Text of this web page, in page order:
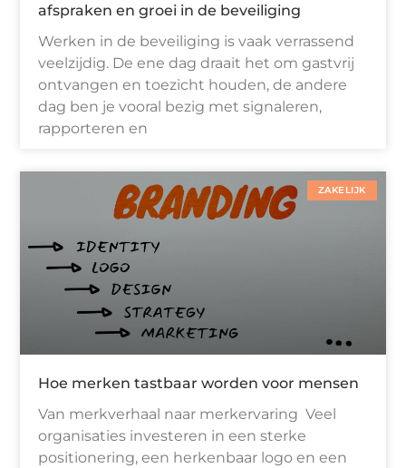
afspraken en groei in de beveiliging
Werken in de beveiliging is vaak verrassend
veelzijdig. De ene dag draait het om gastvrij
ontvangen en toezicht houden, de andere
dag ben je vooral bezig met signaleren,
rapporteren en
ZAKELIJK
Hoe merken tastbaar worden voor mensen
Van merkverhaal naar merkervaring Veel
organisaties investeren in een sterke
positionering, een herkenbaar logo en een